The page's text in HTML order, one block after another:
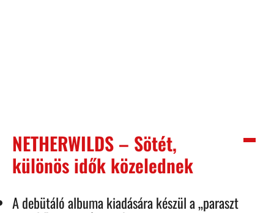
NETHERWILDS – Sötét,
különös idők közelednek
A debütáló albuma kiadására készül a „paraszt